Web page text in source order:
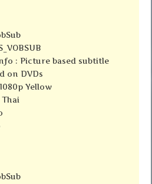
: Picture based subtitle
on DVDs
Yellow
Thai